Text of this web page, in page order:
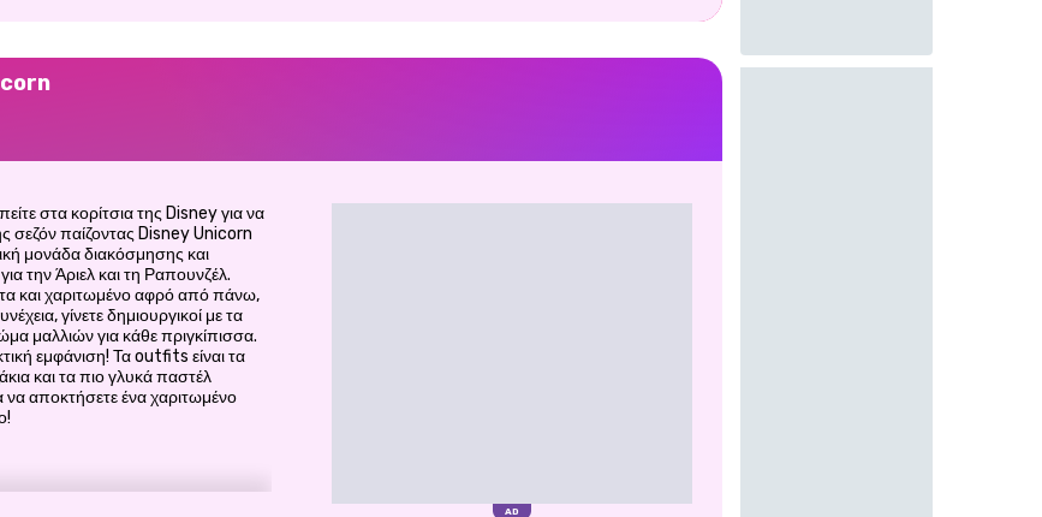
στα κορίτσια της Disney για να
σεζόν παίζοντας Disney Unicorn
μονάδα διακόσμησης και
την Άριελ και τη Ραπουνζέλ.
και χαριτωμένο αφρό από πάνω,
γίνετε δημιουργικοί με τα
μαλλιών για κάθε πριγκίπισσα.
εμφάνιση! Τα outfits είναι τα
και τα πιο γλυκά παστέλ
να αποκτήσετε ένα χαριτωμένο